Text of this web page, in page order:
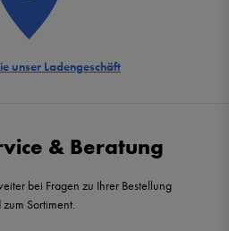
unser Ladengeschäft
& Beratung
bei Fragen zu Ihrer Bestellung
zum Sortiment.